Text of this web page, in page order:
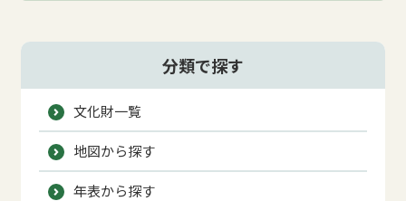
分類で探す
文化財一覧
地図から探す
年表から探す